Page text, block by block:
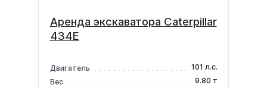
Аренда экскаватора Caterpillar
434E
Двигатель
101 л.с.
Вес
9.80 т